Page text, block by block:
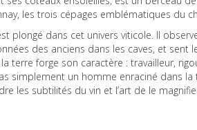
les trois cépages emblématiques du
plongé dans cet univers viticole. Il
des anciens dans les caves, et sent
terre forge son caractère : travailleur,
simplement un homme enraciné dans
les subtilités du vin et l’art de le